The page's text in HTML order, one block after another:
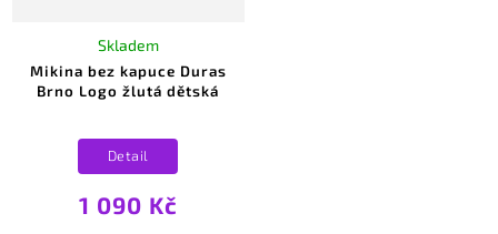
Mikina bez kapuce Duras
Brno Logo žlutá dětská
Skladem
1 090 Kč
Detail